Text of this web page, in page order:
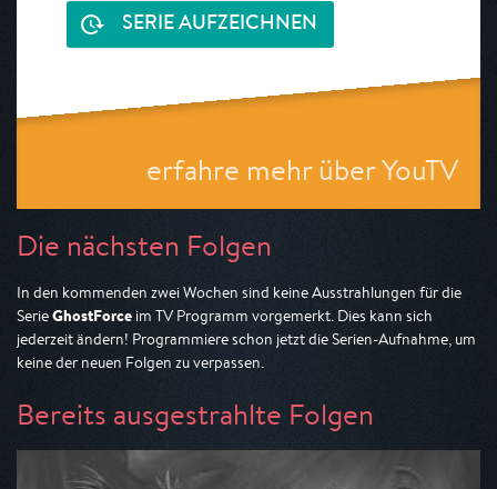
SERIE AUFZEICHNEN
erfahre mehr über YouTV
Die nächsten Folgen
In den kommenden zwei Wochen sind keine Ausstrahlungen für die
SerieGhostForce im TV Programm vorgemerkt. Dies kann sich
jederzeit ändern! Programmiere schon jetzt die Serien-Aufnahme, um
keine der neuen Folgen zu verpassen.
Bereits ausgestrahlte Folgen